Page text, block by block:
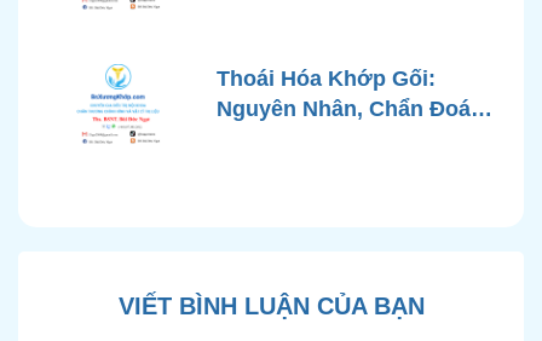
Chuẩn Y Khoa
Thoái Hóa Khớp Gối:
Nguyên Nhân, Chẩn Đoán
VIẾT BÌNH LUẬN CỦA BẠN